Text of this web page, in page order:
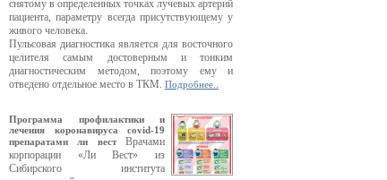
снятому в определенных точках лучевых артерий
пациента, параметру всегда присутствующему у
живого человека.
Пульсовая диагностика является для восточного
целителя самым достоверным и тонким
диагностическим методом, поэтому ему и
отведено отдельное место в ТКМ. Подробнее..
Программа профилактики и
лечения коронавируса covid-19
препаратами ли вестВрачами
корпорации «Ли Вест» из
Сибирского института